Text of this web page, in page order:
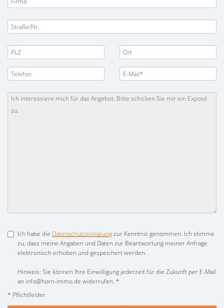
Ich habe die Datenschutzerklärungzur Kenntnis genommen. Ich stimme
zu, dass meine Angaben und Daten zur Beantwortung meiner Anfrage
elektronisch erhoben und gespeichert werden.
Hinweis: Sie können Ihre Einwilligung jederzeit für die Zukunft per E-Mail
an info@horn-immo.de widerrufen. *
* Pflichtfelder